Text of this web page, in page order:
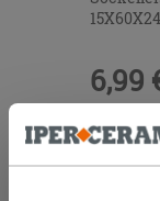
6,99